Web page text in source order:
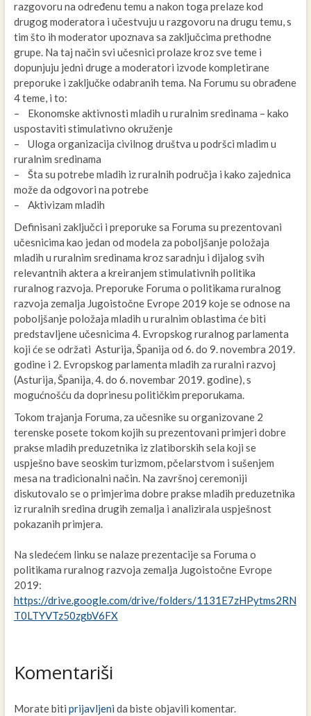
razgovoru na određenu temu a nakon toga prelaze kod
drugog moderatora i učestvuju u razgovoru na drugu temu, s
tim što ih moderator upoznava sa zaključcima prethodne
grupe. Na taj način svi učesnici prolaze kroz sve teme i
dopunjuju jedni druge a moderatori izvode kompletirane
preporuke i zaključke odabranih tema. Na Forumu su obrađene
4 teme, i to:
– Ekonomske aktivnosti mladih u ruralnim sredinama – kako
uspostaviti stimulativno okruženje
– Uloga organizacija civilnog društva u podršci mladim u
ruralnim sredinama
– Šta su potrebe mladih iz ruralnih područja i kako zajednica
može da odgovori na potrebe
– Aktivizam mladih
Definisani zaključci i preporuke sa Foruma su prezentovani
učesnicima kao jedan od modela za poboljšanje položaja
mladih u ruralnim sredinama kroz saradnju i dijalog svih
relevantnih aktera a kreiranjem stimulativnih politika
ruralnog razvoja. Preporuke Foruma o politikama ruralnog
razvoja zemalja Jugoistočne Evrope 2019 koje se odnose na
poboljšanje položaja mladih u ruralnim oblastima će biti
predstavljene učesnicima 4. Evropskog ruralnog parlamenta
koji će se održati Asturija, Španija od 6. do 9. novembra 2019.
godine i 2. Evropskog parlamenta mladih za ruralni razvoj
(Asturija, Španija, 4. do 6. novembar 2019. godine), s
mogućnošću da doprinesu političkim preporukama.
Tokom trajanja Foruma, za učesnike su organizovane 2
terenske posete tokom kojih su prezentovani primjeri dobre
prakse mladih preduzetnika iz zlatiborskih sela koji se
uspješno bave seoskim turizmom, pčelarstvom i sušenjem
mesa na tradicionalni način. Na završnoj ceremoniji
diskutovalo se o primjerima dobre prakse mladih preduzetnika
iz ruralnih sredina drugih zemalja i analizirala uspješnost
pokazanih primjera.
Na sledećem linku se nalaze prezentacije sa Foruma o
politikama ruralnog razvoja zemalja Jugoistočne Evrope
2019:
https://drive.google.com/drive/folders/1131E7zHPytms2RN
T0LTYVTz50zgbV6FX
Komentariši
Morate biti prijavljeni da biste objavili komentar.